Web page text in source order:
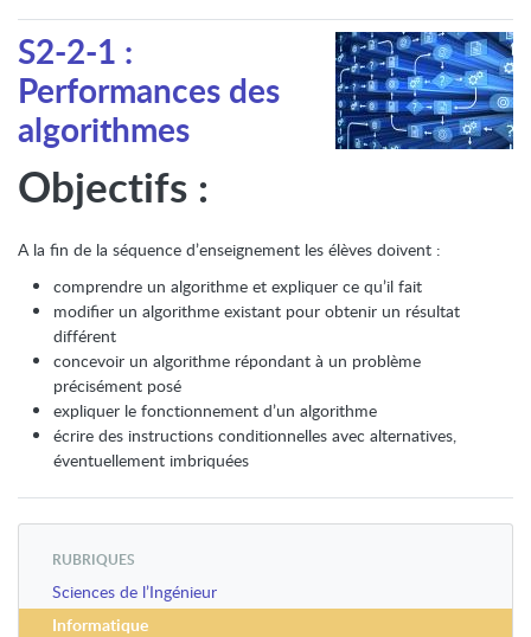
S2-2-1 :
Performances des
algorithmes
Objectifs :
A la fin de la séquence d’enseignement les élèves doivent :
comprendre un algorithme et expliquer ce qu’il fait
modifier un algorithme existant pour obtenir un résultat
différent
concevoir un algorithme répondant à un problème
précisément posé
expliquer le fonctionnement d’un algorithme
écrire des instructions conditionnelles avec alternatives,
éventuellement imbriquées
RUBRIQUES
Sciences de l’Ingénieur
Informatique